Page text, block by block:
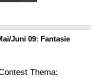
Juni 09: Fantasie
Thema: